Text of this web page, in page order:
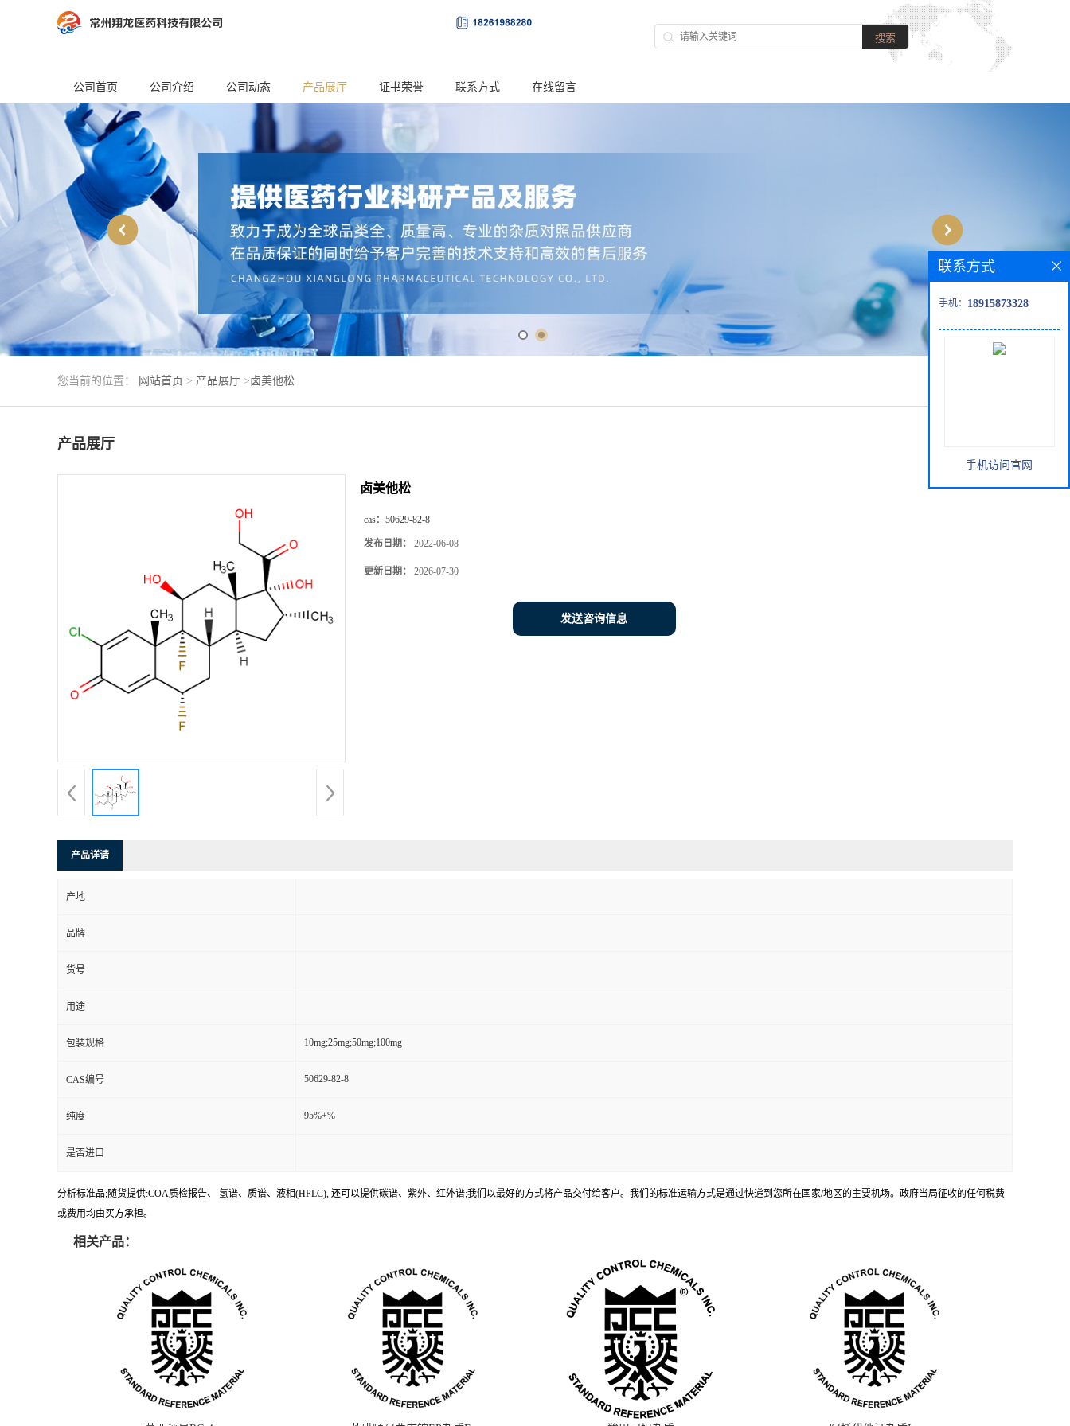
公司首页 公司介绍 公司动态 产品展厅 证书荣誉 联系方式 在线留言
您当前的位置： 网站首页 > 产品展厅 >卤美他松
产品展厅
卤美他松
cas： 50629-82-8
发布日期： 2022-06-08
更新日期： 2026-07-30
发送咨询信息
产品详请
产地
品牌
货号
用途
包装规格 10mg;25mg;50mg;100mg
CAS编号 50629-82-8
纯度 95%+%
是否进口
分析标准品;随货提供:COA质检报告、 氢谱、质谱、液相(HPLC), 还可以提供碳谱、紫外、红外谱;我们以最好的方式将产品交付给客户。我们的标准运输方式是通过快递到您所在国家/地区的主要机场。政府当局征收的任何税费
或费用均由买方承担。
相关产品：
联系方式
手机： 18915873328
手机访问官网